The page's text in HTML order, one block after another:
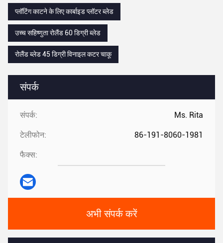
संपर्क
संपर्क: Ms. Rita
टेलीफोन: 86-191-8060-1981
फैक्स:
अभी संपर्क करें
प्लॉटिंग काटने के लिए कार्बाइड प्लॉटर ब्लेड
उच्च सहिष्णुता रोलैंड 60 डिग्री ब्लेड
रोलैंड ब्लेड 45 डिग्री विनाइल कटर चाकू